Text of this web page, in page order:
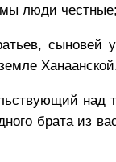
люди
над
брата из